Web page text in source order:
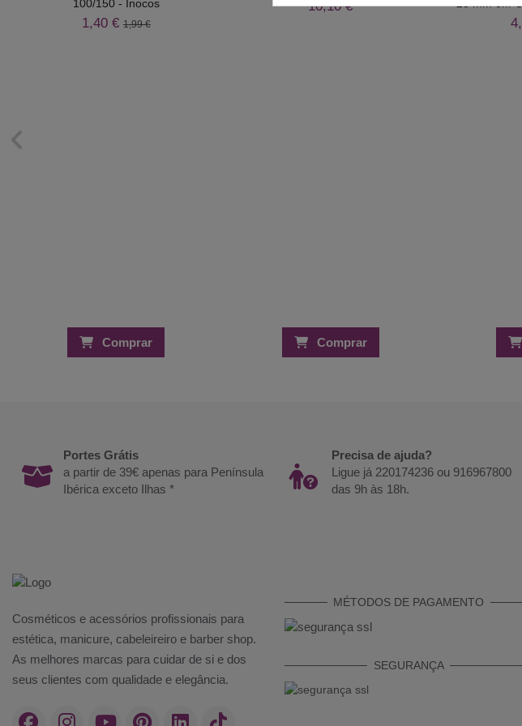
100/150 - Inocos
1,40 € 1,99 €
Comprar
10,10 €
Comprar
25 mm em
Portes Grátis
a partir de 39€ apenas para Península
Ibérica exceto Ilhas *
Precisa de ajuda?
Ligue já 220174236 ou 916967800
das 9h às 18h.
Cosméticos e acessórios profissionais para
estética, manicure, cabeleireiro e barber shop.
As melhores marcas para cuidar de si e dos
seus clientes com qualidade e elegância.
MÉTODOS DE PAGAMENTO
SEGURANÇA